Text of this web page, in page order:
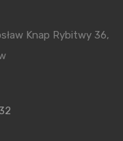
wzrost cen
sprzedaży,
na poziomie
stanie się
w tym roku
Knap Rybitwy 36,